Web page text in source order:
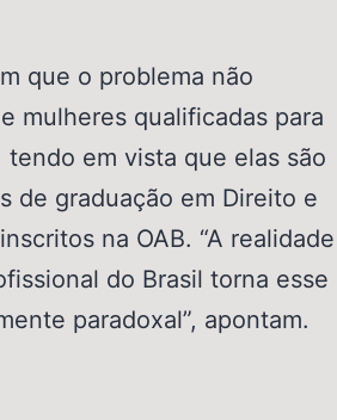
que o problema não
mulheres qualificadas para
tendo em vista que elas são
de graduação em Direito e
na OAB. “A realidade
do Brasil torna esse
paradoxal”, apontam.